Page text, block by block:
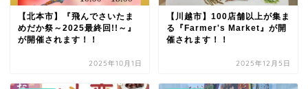
【北本市】『飛んでさいたま
めだか祭～2025最終回!!～』
が開催されます！！
2025年10月1日
【川越市】100店舗以上が集ま
る『Farmer's Market』が開
催されます！！
2025年12月5日